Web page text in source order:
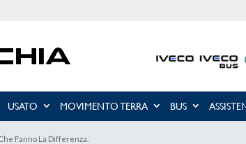
USATO MOVIMENTO TERRA BUS
Fanno La Differenza.